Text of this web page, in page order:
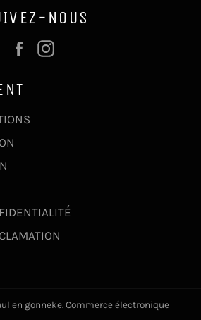
NOUS
Facebook
en gonneke. Commerce électronique